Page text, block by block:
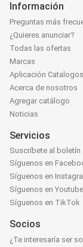
Información
Preguntas más
¿Quieres anunciar?
Todas las ofertas
Marcas
Aplicación
Acerca de nosotros
Agregar catálogo
Noticias
Servicios
Suscríbete al boletín
Síguenos en
Síguenos en
Síguenos en Youtube
Síguenos en TikTok
Socios
¿Te interesaría ser